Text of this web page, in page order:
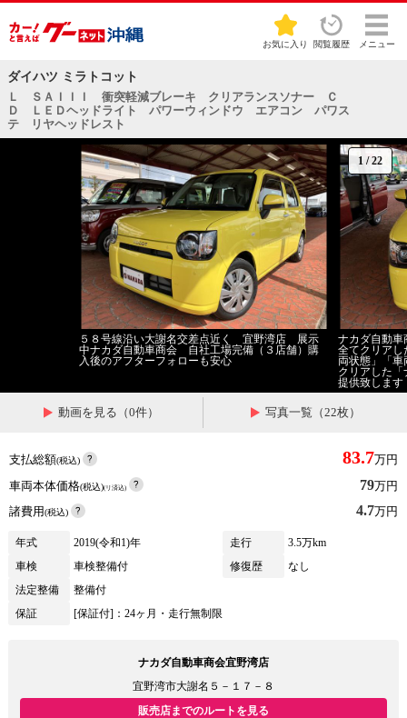
お気に入り 閲覧履歴 メニュー
ダイハツ ミラトコット
Ｌ ＳＡＩＩＩ 衝突軽減ブレーキ クリアランスソナー Ｃ
Ｄ ＬＥＤヘッドライト パワーウィンドウ エアコン パワス
テ リヤヘッドレスト
1 /22
５８号線沿い大謝名交差点近く 宜野湾店 展示
中ナカダ自動車商会 自社工場完備（３店舗）購
入後のアフターフォローも安心
ナカダ自動車
全てクリアし
両状態」「車
クリアした
提供致します
動画を見る（0件） 写真一覧（22枚）
支払総額(税込) 83.7万円
車両本体価格(税込)(リ済込) 79万円
諸費用(税込) 4.7万円
年式 2019(令和1)年 走行
3.5万km
車検
車検整備付 修復歴
なし
法定整備
整備付
保証
[保証付]：24ヶ月・走行無制限
ナカダ自動車商会宜野湾店
宜野湾市大謝名５－１７－８
販売店までのルートを見る